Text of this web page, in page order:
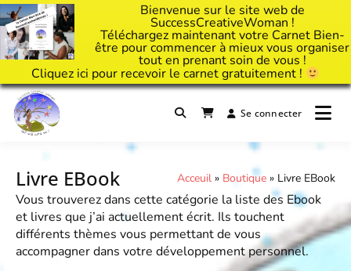
Bienvenue sur le site web de
SuccessCreativeWoman !
Téléchargez maintenant votre Carnet Bien-
être pour commencer à mieux vous organiser
tout en prenant soin de vous !
Cliquez ici pour recevoir le carnet gratuitement !
Passer
contenu
Il est temps d'ART'ivez votre vie !Se connecter
Livre EBook Acceuil » Boutique » Livre EBook
Vous trouverez dans cette catégorie la liste des Ebook
et livres que j’ai actuellement écrit. Ils touchent
différents thèmes vous permettant de vous
accompagner dans votre développement personnel.